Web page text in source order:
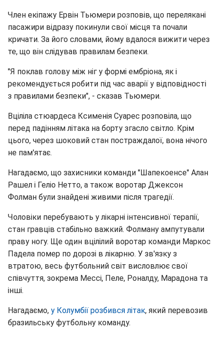
Член екіпажу Ервін Тьюмери розповів, що перелякані
пасажири відразу покинули свої місця та почали
кричати. За його словами, йому вдалося вижити через
те, що він слідував правилам безпеки.
"Я поклав голову між ніг у формі ембріона, як і
рекомендується робити під час аварії у відповідності
з правилами безпеки", - сказав Тьюмери.
Вціліла стюардеса Ксименія Суарес розповіла, що
перед падінням літака на борту згасло світло. Крім
цього, через шоковий стан постраждалої, вона нічого
не пам'ятає.
Нагадаємо, що захисники команди "Шапекоенсе" Алан
Рашел і Геліо Нетто, а також воротар Джексон
Фолман були знайдені живими після трагедії.
Чоловіки перебувають у лікарні інтенсивної терапії,
стан гравців стабільно важкий. Фолману ампутували
праву ногу. Ще один вцілілий воротар команди Маркос
Падела помер по дорозі в лікарню. У зв'язку з
втратою, весь футбольний світ висловлює свої
співчуття, зокрема Мессі, Пеле, Роналду, Марадона та
інші.
Нагадаємо, у Колумбії розбився літак, який перевозив
бразильську футбольну команду.